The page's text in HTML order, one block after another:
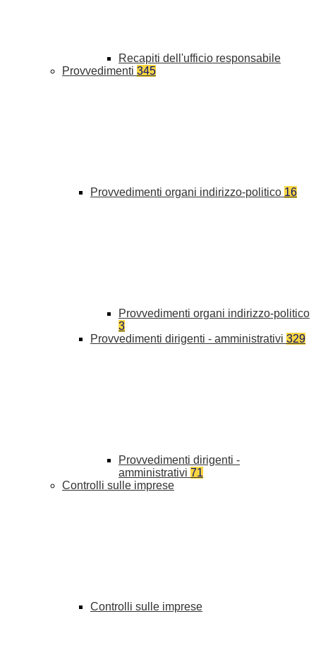
Recapiti dell'ufficio responsabile
Provvedimenti 345
Provvedimenti organi indirizzo-politico 16
Provvedimenti organi indirizzo-politico
3
Provvedimenti dirigenti - amministrativi 329
Provvedimenti dirigenti -
amministrativi 71
Controlli sulle imprese
Controlli sulle imprese